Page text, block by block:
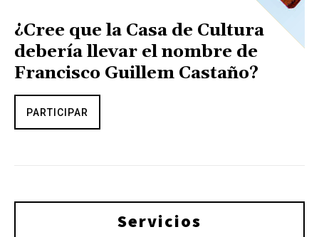
¿Cree que la Casa de Cultura
debería llevar el nombre de
Francisco Guillem Castaño?
PARTICIPAR
Servicios